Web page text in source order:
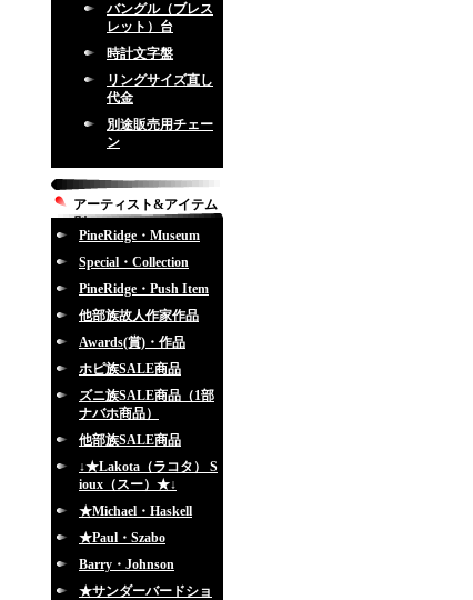
バングル（ブレス
レット）台
時計文字盤
リングサイズ直し
代金
別途販売用チェー
ン
アーティスト&アイテム
別
PineRidge・Museum
Special・Collection
PineRidge・Push Item
他部族故人作家作品
Awards(賞)・作品
ホピ族SALE商品
ズニ族SALE商品（1部
ナバホ商品）
他部族SALE商品
↓★Lakota（ラコタ） S
ioux（スー）★↓
★Michael・Haskell
★Paul・Szabo
Barry・Johnson
★サンダーバードショ